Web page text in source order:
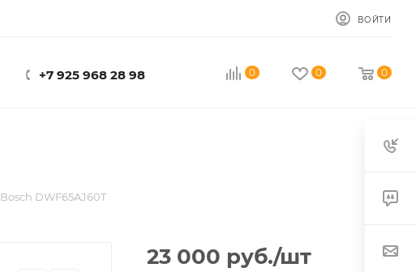
ВОЙТИ
+7 925 968 28 98 0 0 0
Bosch DWF65AJ60T
23 000 руб./шт